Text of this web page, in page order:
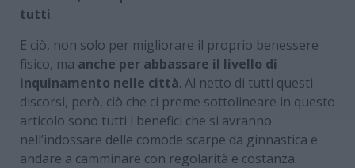
tutti.
E ciò, non solo per migliorare il proprio benessere
fisico, ma anche per abbassare il livello di
inquinamento nelle città. Al netto di tutti questi
discorsi, però, ciò che ci preme sottolineare in questo
articolo sono tutti i benefici che si avranno
nell’indossare delle comode scarpe da ginnastica e
andare a camminare con regolarità e costanza.